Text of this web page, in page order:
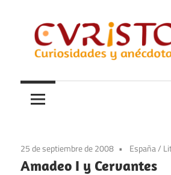
contenido
Curistoria
y
anécdotas
historia
25 de septiembre de 2008 España/
Amadeo I y Cervantes